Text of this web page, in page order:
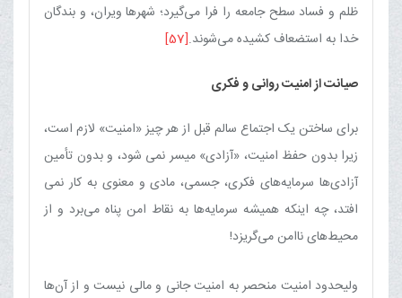
ظلم و فساد سطح جامعه را فرا می‌گیرد؛ شهرها ویران، و بندگان
خدا به استضعاف کشیده می‌شوند.[57]
صیانت از امنیت روانی و فکری
برای ساختن یک اجتماع سالم قبل از هر چیز «امنیت‏» لازم است،
زیرا بدون حفظ امنیت‏، «آزادی» میسر نمی شود، و بدون تأمین
آزادی‌ها سرمایه‌های فکری، جسمی، مادی و معنوی به کار نمی
افتد، چه اینکه همیشه سرمایه‌ها به نقاط امن پناه می‌برد و از
محیط‌های ناامن می‌گریزد!
ولی‏حدود امنیت منحصر به امنیت جانی و مالی نیست و از آن‌ها